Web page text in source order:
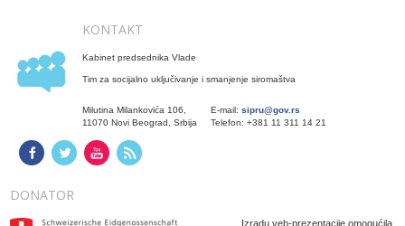
KONTAKT
Kabinet predsednika Vlade
Tim za socijalno uključivanje i smanjenje siromaštva
Milutina Milankovića 106,
11070 Novi Beograd, Srbija
E-mail:sipru@gov.rs
Telefon: +381 11 311 14 21
DONATOR
Izradu veb-prezentacije omogućila